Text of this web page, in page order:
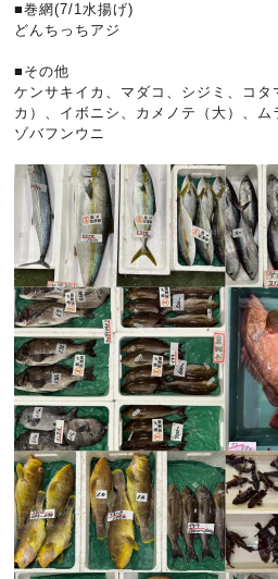
■巻網(7/1水揚げ)
どんちっちアジ
■その他
ケンサキイカ、マダコ、シジミ、コタ
カ）、イボニシ、カメノテ（大）、
ゾバフンウニ